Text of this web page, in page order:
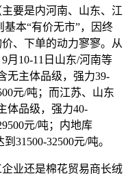
要是内河南、山东、江
基本“有价无市”，因终
、下单的动力寥寥。从
月10-11日山东/河南等
无主体品级，强力39-
元/吨；而江苏、山东
体品级，强力40-
元/吨；内地库
31500-32500元/吨。
业还是棉花贸易商长绒